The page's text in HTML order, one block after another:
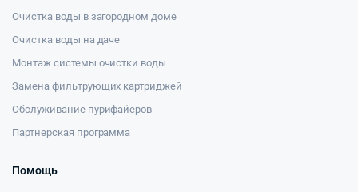
Очистка воды в загородном доме
Очистка воды на даче
Монтаж системы очистки воды
Замена фильтрующих картриджей
Обслуживание пурифайеров
Партнерская программа
Помощь